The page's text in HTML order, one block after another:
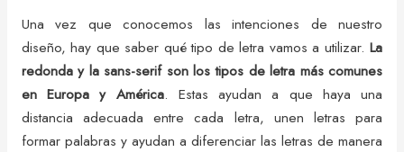
Una vez que conocemos las intenciones de nuestro
diseño, hay que saber qué tipo de letra vamos a utilizar.La
redonda y la sans-serif son los tipos de letra más comunes
en Europa y América. Estas ayudan a que haya una
distancia adecuada entre cada letra, unen letras para
formar palabras y ayudan a diferenciar las letras de manera